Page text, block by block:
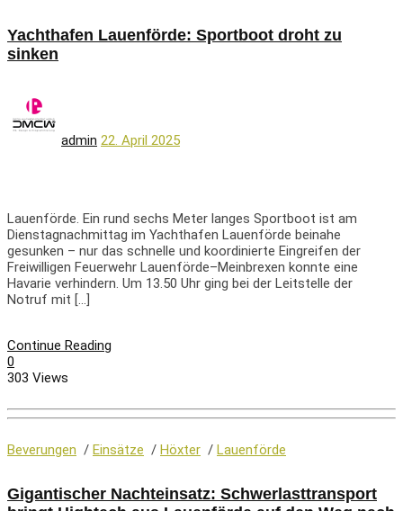
Yachthafen Lauenförde: Sportboot droht zu
sinken
admin 22. April 2025
Lauenförde. Ein rund sechs Meter langes Sportboot ist am
Dienstagnachmittag im Yachthafen Lauenförde beinahe
gesunken – nur das schnelle und koordinierte Eingreifen der
Freiwilligen Feuerwehr Lauenförde–Meinbrexen konnte eine
Havarie verhindern. Um 13.50 Uhr ging bei der Leitstelle der
Notruf mit […]
Continue Reading
0
303 Views
Beverungen / Einsätze / Höxter / Lauenförde
Gigantischer Nachteinsatz: Schwerlasttransport